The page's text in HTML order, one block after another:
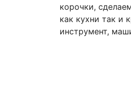
корочки,
как кухни так и
инструмент,